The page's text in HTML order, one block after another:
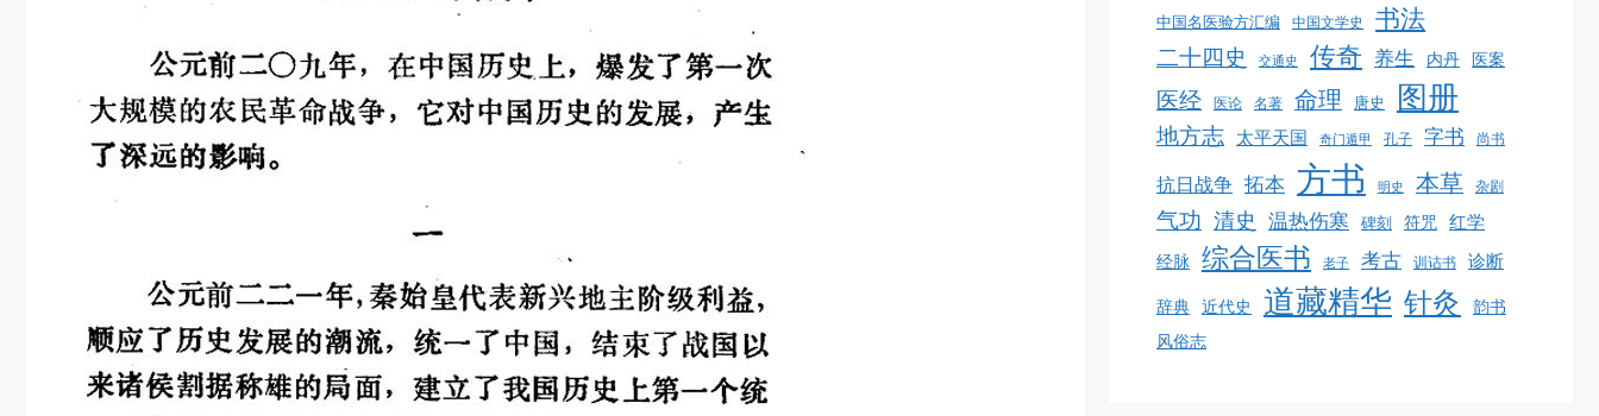
中国名医验方汇编 中国文学史 书法
二十四史 交通史 传奇 养生 内丹 医案
医经 医论 名著 命理 唐史 图册
地方志 太平天国 奇门遁甲 孔子 字书 尚书
抗日战争 拓本 方书 明史 本草 杂剧
气功 清史 温热伤寒 碑刻 符咒 红学
经脉 综合医书 老子 考古 训诂书 诊断
辞典 近代史 道藏精华 针灸 韵书
风俗志